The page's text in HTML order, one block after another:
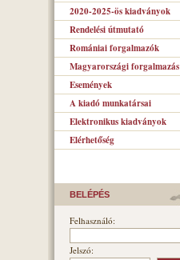
2020-2025-ös kiadványok
Rendelési útmutató
Romániai forgalmazók
Magyarországi forgalmazás
Események
A kiadó munkatársai
Elektronikus kiadványok
Elérhetőség
BELÉPÉS
Felhasználó:
Jelszó: